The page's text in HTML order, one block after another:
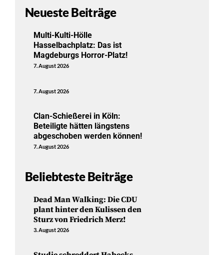
Neueste Beiträge
Multi-Kulti-Hölle
Hasselbachplatz: Das ist
Magdeburgs Horror-Platz!
7. August 2026
7. August 2026
Clan-Schießerei in Köln:
Beteiligte hätten längstens
abgeschoben werden können!
7. August 2026
Beliebteste Beiträge
Dead Man Walking: Die CDU
plant hinter den Kulissen den
Sturz von Friedrich Merz!
3. August 2026